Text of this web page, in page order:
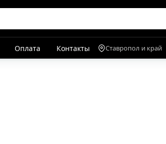
Оплата Контакты Ставропол и край